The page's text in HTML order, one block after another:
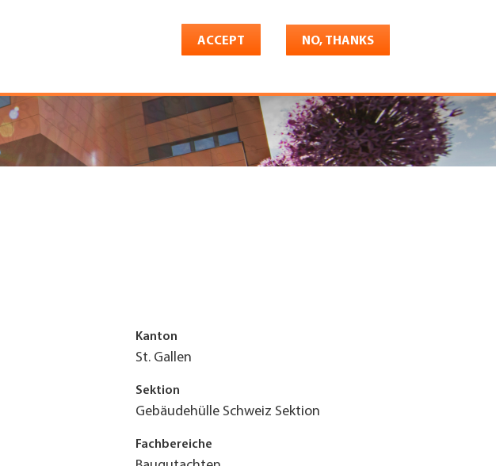
ACCEPT NO, THANKS
Kanton
St. Gallen
Sektion
Gebäudehülle Schweiz Sektion
Fachbereiche